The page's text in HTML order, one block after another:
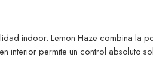
indoor. Lemon Haze combina la
interior permite un control absoluto